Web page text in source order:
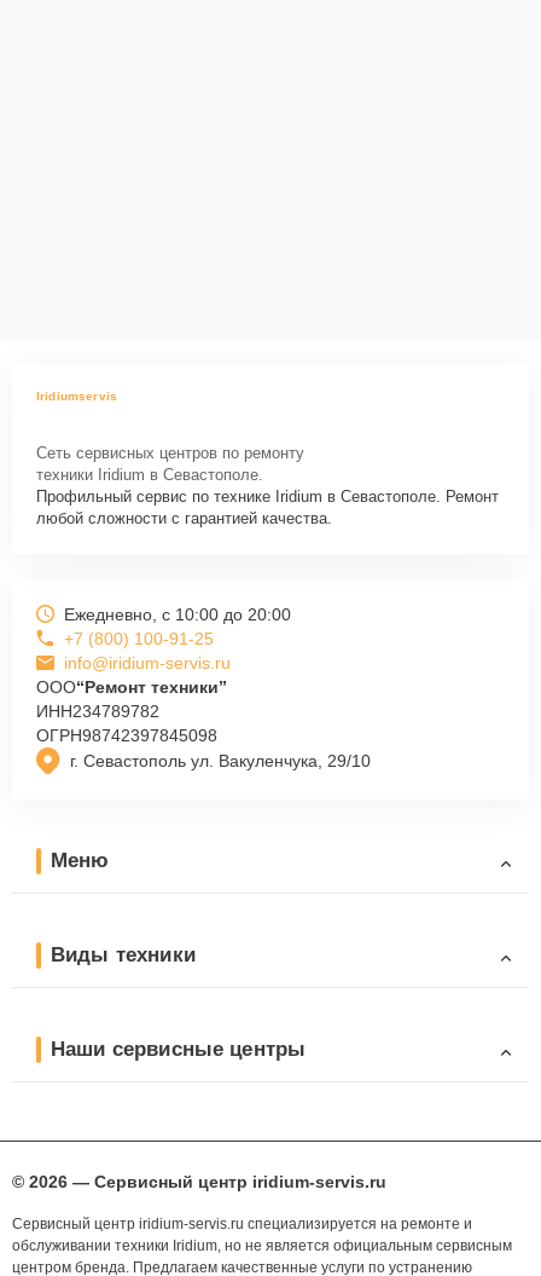
Iridiumservis
Сеть сервисных центров по ремонту
техники Iridium в Севастополе.
Профильный сервис по технике Iridium в Севастополе. Ремонт
любой сложности с гарантией качества.
г. Севастополь ул. Вакуленчука, 29/10
Ежедневно, с 10:00 до 20:00
+7 (800) 100-91-25
info@iridium-servis.ru
ООО“Ремонт техники”
ИНН234789782
ОГРН98742397845098
Меню
Виды техники
Наши сервисные центры
© 2026 — Сервисный центр iridium-servis.ru
Сервисный центр iridium-servis.ru специализируется на ремонте и
обслуживании техники Iridium, но не является официальным сервисным
центром бренда. Предлагаем качественные услуги по устранению